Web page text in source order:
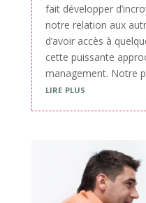
fait développer
notre relation aux
d’avoir accès à
cette puissante
management. Notre
lire plus